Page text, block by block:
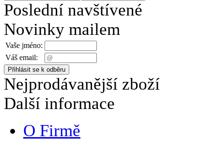
Poslední navštívené
Novinky mailem
Vaše jméno:
Váš email:
Nejprodávanější zboží
Další informace
O Firmě